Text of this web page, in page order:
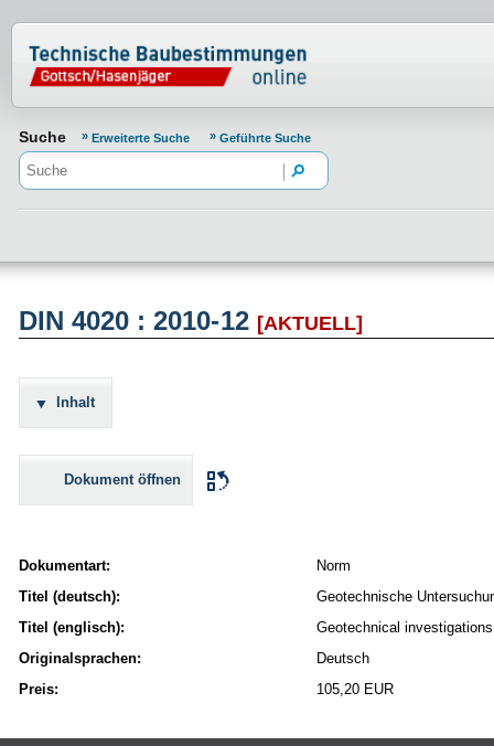
Normenportal Barrierefreiheit
Suche Erweiterte Suche Geführte Suche
DIN 4020 : 2010-12 [AKTUELL]
Inhalt
Dokument öffnen
Dokumentart:
Norm
Titel (deutsch):
Geotechnische
Titel (englisch):
Geotechnical
Originalsprachen:
Deutsch
Preis:
105,20 EUR